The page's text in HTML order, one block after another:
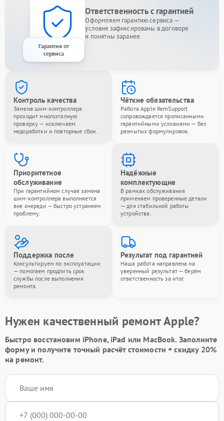
Гарантия от
сервиса
Ответственность с гарантией
Оформляем гарантию сервиса —
условия зафиксированы в договоре
и понятны заранее.
Контроль качества
Замена шим-контроллера
проходит многоэтапную
проверку — исключаем
недоработки и повторные сбои.
Чёткие обязательства
Работа Apple RemSupport
сопровождается прописанными
гарантийными условиями — без
размытых формулировок.
Приоритетное
обслуживание
При гарантийном случае замена
шим-контроллера выполняется
вне очереди — быстро устраняем
проблему.
Надёжные
комплектующие
В рамках обслуживания
применяем проверенные детали
— для стабильной работы
устройства.
Поддержка после
Консультируем по эксплуатации
— помогаем продлить срок
службы после выполнения
ремонта.
Результат под гарантией
Наша работа направлена на
уверенный результат — берём
ответственность за итог.
Нужен качественный ремонт Apple?
Быстро восстановим iPhone, iPad или MacBook. Заполните
формуи получите точный расчёт стоимости +скидку 20%
на ремонт.